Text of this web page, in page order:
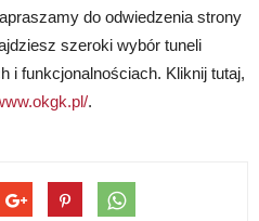
do odwiedzenia strony
szeroki wybór tuneli
i funkcjonalnościach. Kliknij tutaj,
.